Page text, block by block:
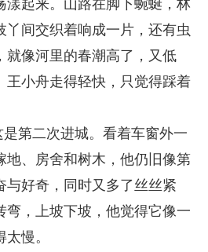
漾起来。山路在脚下蜿蜒，林
丫间交织着响成一片，还有虫
就像河里的春潮高了，又低
王小舟走得轻快，只觉得踩着
第二次进城。看着车窗外一
地、房舍和树木，他仍旧像第
与好奇，同时又多了丝丝紧
弯，上坡下坡，他觉得它像一
慢。